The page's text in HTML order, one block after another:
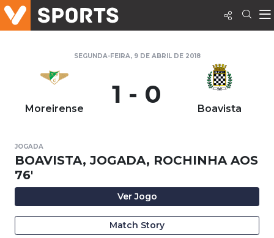
SEGUNDA-FEIRA, 9 DE ABRIL DE 2018
Moreirense 1 - 0 Boavista
JOGADA
BOAVISTA, JOGADA, ROCHINHA AOS
76'
Ver Jogo
Match Story